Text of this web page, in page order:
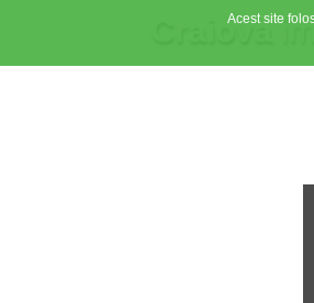
Craiova
Acest site